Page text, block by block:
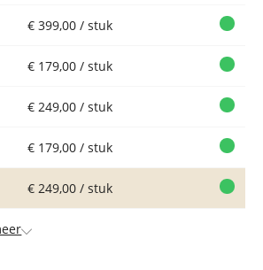
€ 399,00 / stuk
€ 179,00 / stuk
€ 249,00 / stuk
€ 179,00 / stuk
€ 249,00 / stuk